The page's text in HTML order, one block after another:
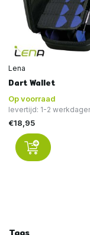
Lena
Dart Wallet
Op voorraad
levertijd: 1-2
€18,95